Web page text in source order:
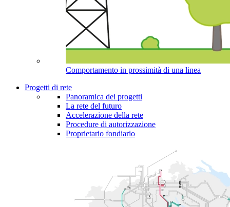
Comportamento in prossimità di una linea
Progetti di rete
Panoramica dei progetti
La rete del futuro
Accelerazione della rete
Procedure di autorizzazione
Proprietario fondiario